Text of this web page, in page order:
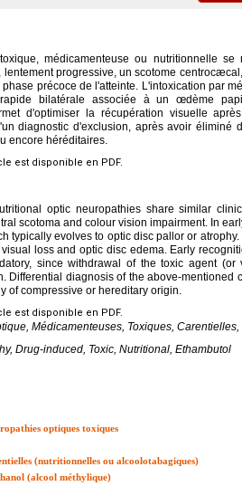
médicamenteuse ou nutritionnelle
progressive, un scotome
précoce de l'atteinte. L'intoxication par
bilatérale associée à un œdème
d'optimiser la récupération visuelle
diagnostic d'exclusion, après avoir éliminé
encore héréditaires.
est disponible en PDF.
optic neuropathies share similar
scotoma and colour vision impairment. In
typically evolves to optic disc pallor or
loss and optic disc edema. Early
since withdrawal of the toxic agent (or
Differential diagnosis of the above-mentioned
of compressive or hereditary origin.
est disponible en PDF.
Médicamenteuses, Toxiques,
Drug-induced, Toxic, Nutritional, Ethambutol
optiques toxiques
(nutritionnelles ou alcoolotabagiques)
(alcool méthylique)